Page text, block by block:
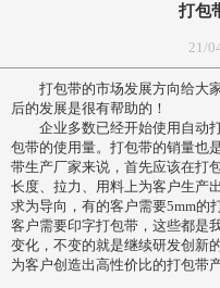
打包
21/
打包带的市场发展方向给大家
后的发展是很有帮助的！
企业多数已经开始使用自动打
包带的使用量。打包带的销量也
带生产厂家来说，首先应该在打
长度、拉力、用料上为客户生产
求为导向，有的客户需要5mm的
客户需要印字打包带，这些都是
变化，不变的就是继续研发创新
为客户创造出高性价比的打包带